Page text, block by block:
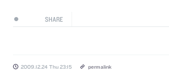
SHARE
2009.12.24 Thu 23:15 permalink